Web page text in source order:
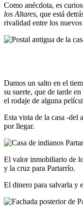
Como anécdota, es
los Altares, que está
rivalidad entre los
Damos un salto en el
su suerte, que de tarde
el rodaje de alguna
Esta vista de la casa -del
por llegar.
El valor inmobiliario de
y la cruz para Partarrío.
El dinero para salvarla y